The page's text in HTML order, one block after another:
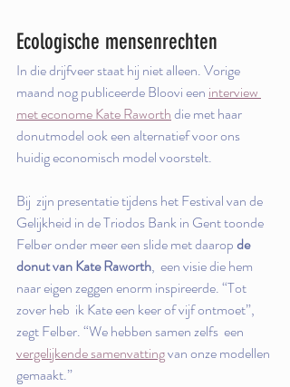
Ecologische mensenrechten
In die drijfveer staat hij niet alleen. Vorige
maand nog publiceerde Bloovi een interview
met econome Kate Raworth die met haar
donutmodel ook een alternatief voor ons
huidig economisch model voorstelt.
Bij  zijn presentatie tijdens het Festival van de
Gelijkheid in de Triodos Bank in Gent toonde
Felber onder meer een slide met daarop de
donut van Kate Raworth,  een visie die hem
naar eigen zeggen enorm inspireerde. “Tot
zover heb  ik Kate een keer of vijf ontmoet”,
zegt Felber. “We hebben samen zelfs  een
vergelijkende samenvatting van onze modellen
gemaakt.”